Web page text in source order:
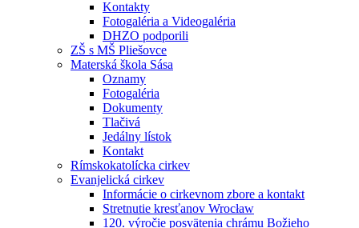
Kontakty
Fotogaléria a Videogaléria
DHZO podporili
ZŠ s MŠ Pliešovce
Materská škola Sása
Oznamy
Fotogaléria
Dokumenty
Tlačivá
Jedálny lístok
Kontakt
Rímskokatolícka cirkev
Evanjelická cirkev
Informácie o cirkevnom zbore a kontakt
Stretnutie kresťanov Wrocław
120. výročie posvätenia chrámu Božieho